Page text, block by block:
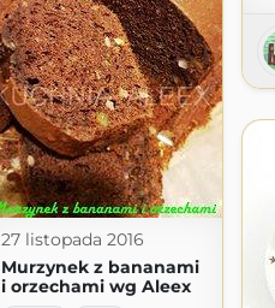
27 listopada 2016
Murzynek z bananami
i orzechami wg Aleex